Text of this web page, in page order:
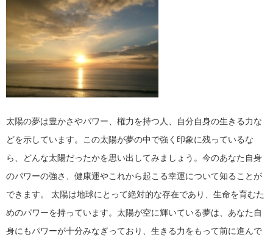
太陽の夢は豊かさやパワー、権力を持つ人、自分自身の生きる力な
どを示しています。この太陽が夢の中で強く印象に残っているな
ら、どんな太陽だったかを思い出してみましょう。今のあなた自身
のパワーの強さ、健康運やこれから起こる幸運について知ることが
できます。
太陽は地球にとって絶対的な存在であり、生命を育むた
めのパワーを持っています。太陽が空に輝いている夢は、あなた自
身にもパワーが十分みなぎっており、生きる力をもって前に進んで